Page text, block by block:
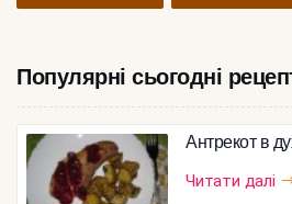
Популярні сьогодні
Антрекот в
Читати далі